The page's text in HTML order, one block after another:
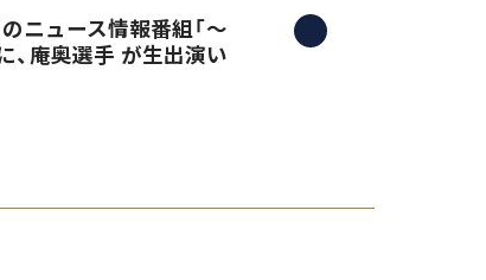
ニュース情報番組「〜
、庵奥選手 が生出演い